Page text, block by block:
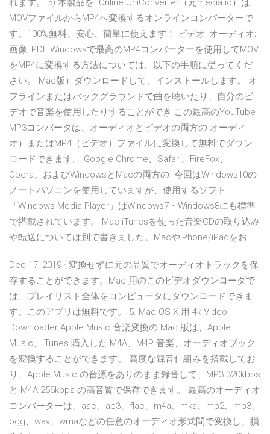
れます。 5) 本製品を Online UniConverter（元media.io）は
MOVファイルからMP4へ変換するオンラインコンバーターで
す。100%無料、安心、簡単に使えます！ ビデオ; オーディオ;
画像; PDF Windowsで最高のMP4コンバーターを使用してMOV
をMP4に変換する方法については、以下の手順に従ってくだ
さい。 Mac版）ダウンロードして、インストールします。 オ
フラインまたはバックグラウンドで曲を聴いたり、自分のビ
デオで音楽を使用したりすることができ この最高のYouTube
MP3コンバータは、オーディオとビデオの両方の オーディ
オ）またはMP4（ビデオ）ファイルに変換して無料でダウン
ロードできます。 Google Chrome、Safari、FireFox、
Opera、およびWindowsとMacの両方の 今回はWindows10の
ノートパソコンを使用していますが、使用するソフト
「Windows Media Player」はWindows7・Windows8にも標準
で搭載されています。 Mac iTunesを使った音楽CDの取り込み
や転送については別で書きました。MacやiPhone/iPadをお
Dec 17, 2019 · 変換せずに元の品質でオーディオトラックを保
存することができます。Mac 用のこのビデオダウンローダで
は、プレイリスト全体をコンピュータにダウンロードできま
す。このアプリは無料です。 5. Mac OS X 用 4k Video
Downloader Apple Music 音楽変換の Mac 版は、Apple
Music、iTunes 購入した M4A、M4P 音楽、オーディオブック
を変換することができます。 高度な録音仕組みを搭載してお
り、Apple Music の音源をありのまま録音して、MP3 320kbps
と M4A 256kbps の高音質で保存できます。 最高のオーディオ
コンバーターは、aac、ac3、flac、m4a、mka、mp2、mp3、
ogg、wav、wmaなどの任意のオーディオ形式間で変換し、損